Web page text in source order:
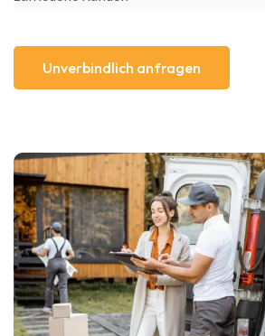
Unverbindlich anfragen